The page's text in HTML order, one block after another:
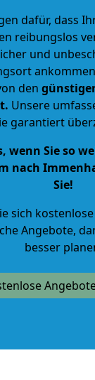
dafür, dass
reibungslos
und
den
. Unsere
garantiert
wenn Sie so
nach
Sie!
sich
Angebote,
besser